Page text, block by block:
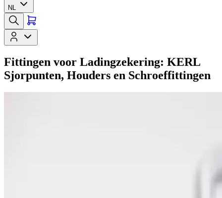
NL
Fittingen voor Ladingzekering: KERL
Sjorpunten, Houders en Schroeffittingen